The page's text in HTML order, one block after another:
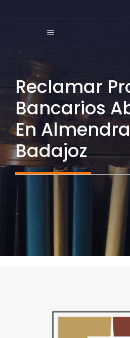
MENÚ
Reclamar
Bancarios
En
Badajoz